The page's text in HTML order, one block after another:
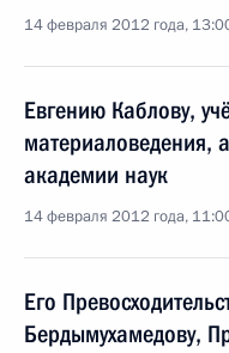
14 февраля 2012 года,
Евгению Каблову,
материаловедения,
академии наук
14 февраля 2012 года,
Его
Бердымухамедову,